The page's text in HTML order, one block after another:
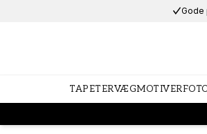
Gode
TAPETERVÆGMOTIVER